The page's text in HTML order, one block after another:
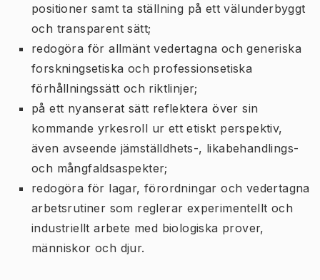
positioner samt ta ställning på ett välunderbyggt
och transparent sätt;
redogöra för allmänt vedertagna och generiska
forskningsetiska och professionsetiska
förhållningssätt och riktlinjer;
på ett nyanserat sätt reflektera över sin
kommande yrkesroll ur ett etiskt perspektiv,
även avseende jämställdhets-, likabehandlings-
och mångfaldsaspekter;
redogöra för lagar, förordningar och vedertagna
arbetsrutiner som reglerar experimentellt och
industriellt arbete med biologiska prover,
människor och djur.